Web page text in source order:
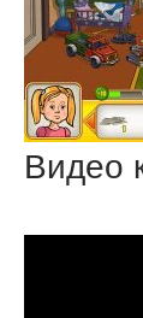
Видео